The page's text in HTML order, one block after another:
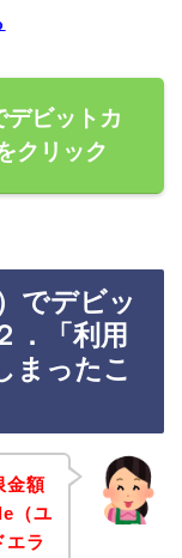
ビットカ
クリック
でデビッ
．「利用
まったこ
金額
（ユ
エラ